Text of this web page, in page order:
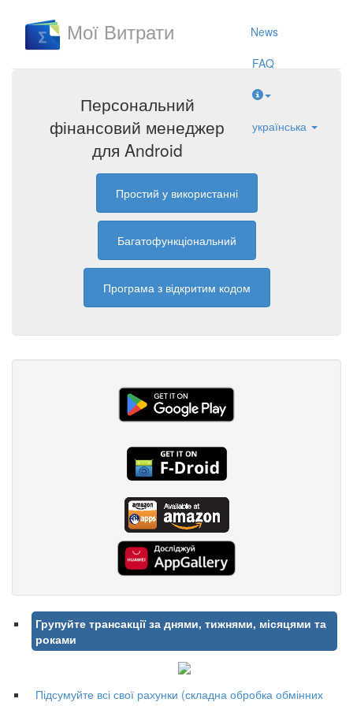
News
FAQ
українська
Мої Витрати
Персональний
фінансовий менеджер
для Android
Простий у використанні
Багатофункціональний
Програма з відкритим кодом
Групуйте трансакції за днями, тижнями, місяцями та
роками
Підсумуйте всі свої рахунки (складна обробка обмінних